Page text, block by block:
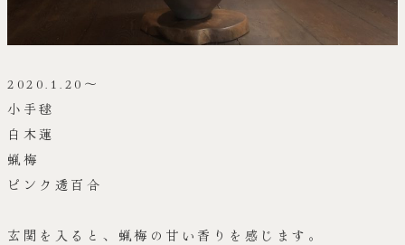
2020.1.20～
小手毬
白木蓮
蝋梅
ピンク透百合
玄関を入ると、蝋梅の甘い香りを感じます。